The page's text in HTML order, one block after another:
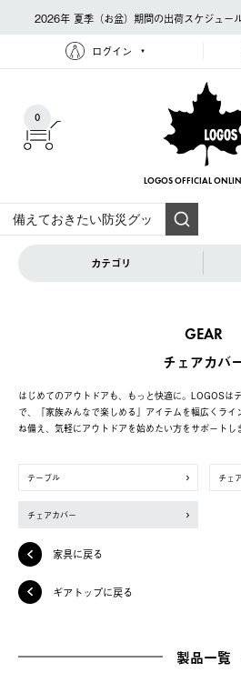
2026年 夏季（お盆）期間の出荷スケジュー
ログイン
0
LOGOS OFFICIAL
カテゴリ
GEAR
チェアカバ
はじめてのアウトドアも、もっと快適に。LOGOSは
で、「家族みんなで楽しめる」アイテムを幅広くラ
ね備え、気軽にアウトドアを始めたい方をサポートし
テーブル チェ
チェアカバー
家具に戻る
ギアトップに戻る
製品一覧